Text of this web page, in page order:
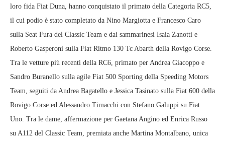
loro fida Fiat Duna, hanno conquistato il primato della Categoria RC5,
il cui podio è stato completato da Nino Margiotta e Francesco Caro
sulla Seat Fura del Classic Team e dai sammarinesi Isaia Zanotti e
Roberto Gasperoni sulla Fiat Ritmo 130 Tc Abarth della Rovigo Corse.
Tra le vetture più recenti della RC6, primato per Andrea Giacoppo e
Sandro Buranello sulla agile Fiat 500 Sporting della Speeding Motors
Team, seguiti da Andrea Bagatello e Jessica Tasinato sulla Fiat 600 della
Rovigo Corse ed Alessandro Timacchi con Stefano Galuppi su Fiat
Uno. Tra le dame, affermazione per Gaetana Angino ed Enrica Russo
su A112 del Classic Team, premiata anche Martina Montalbano, unica